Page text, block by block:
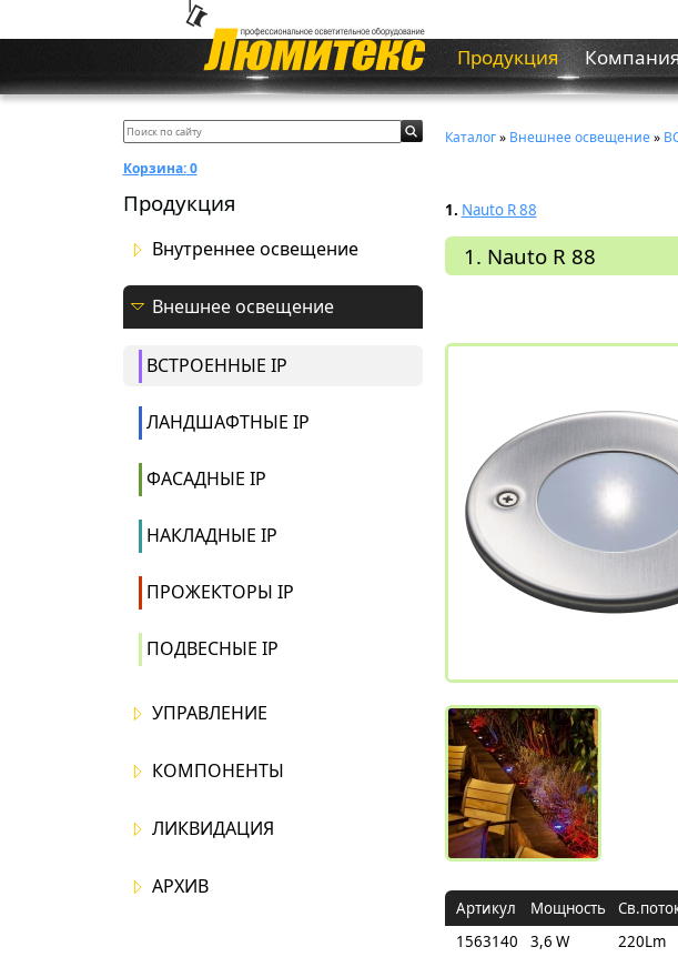
Продукция Компания
Корзина:0
Продукция
Внутреннее освещение
Внешнее освещение
ВСТРОЕННЫЕ IP
ЛАНДШАФТНЫЕ IP
ФАСАДНЫЕ IP
НАКЛАДНЫЕ IP
ПРОЖЕКТОРЫ IP
ПОДВЕСНЫЕ IP
УПРАВЛЕНИЕ
КОМПОНЕНТЫ
ЛИКВИДАЦИЯ
АРХИВ
Каталог» Внешнее освещение»
1. Nauto R 88
1. Nauto R 88
Артикул Мощность
1563140
3,6 W 220Lm